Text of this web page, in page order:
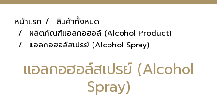
หน้าแรก
สินค้าทั้งหมด
ผลิตภัณฑ์แอลกอฮอล์ (Alcohol Product)
แอลกอฮอล์สเปรย์ (Alcohol Spray)
แอลกอฮอล์สเปรย์ (Alcohol
Spray)